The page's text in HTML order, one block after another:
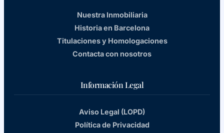
Nuestra Inmobiliaria
Historia en Barcelona
Titulaciones y Homologaciones
Contacta con nosotros
Información Legal
Aviso Legal (LOPD)
Política de Privacidad